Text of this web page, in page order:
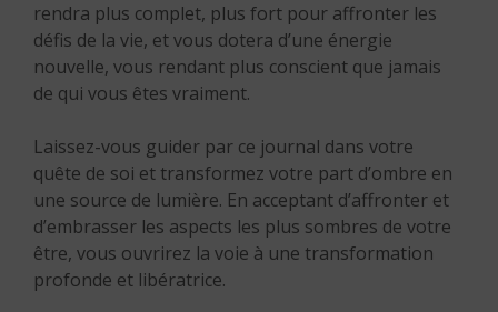
rendra plus complet, plus fort pour affronter les
défis de la vie, et vous dotera d’une énergie
nouvelle, vous rendant plus conscient que jamais
de qui vous êtes vraiment.
Laissez-vous guider par ce journal dans votre
quête de soi et transformez votre part d’ombre en
une source de lumière. En acceptant d’affronter et
d’embrasser les aspects les plus sombres de votre
être, vous ouvrirez la voie à une transformation
profonde et libératrice.